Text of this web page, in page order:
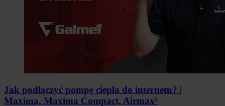
Jak podłączyć pompę ciepła do internetu? |
Maxima, Maxima Compact, Airmax²